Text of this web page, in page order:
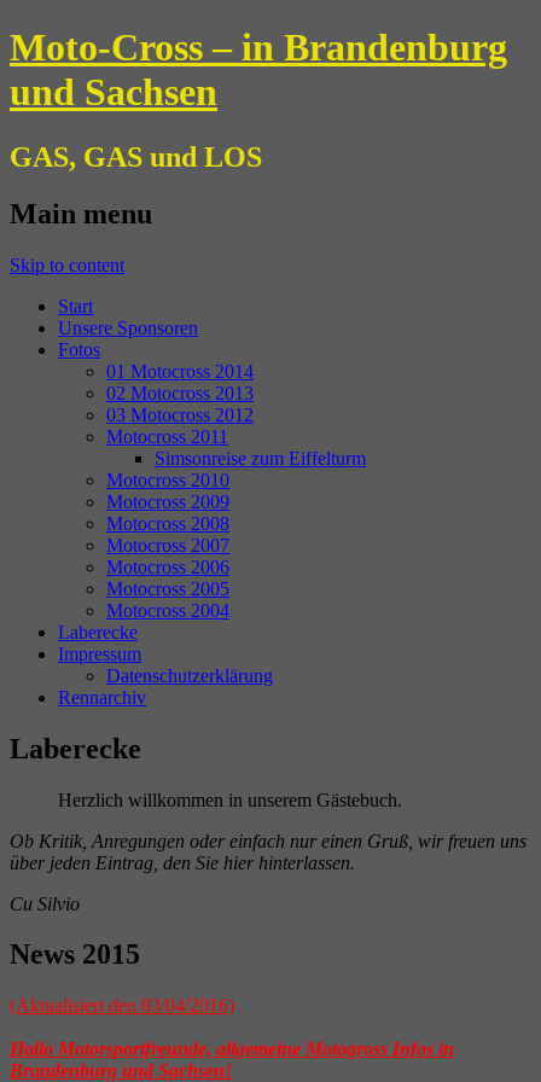
Moto-Cross – in Brandenburg
und Sachsen
GAS, GAS und LOS
Main menu
Skip to content
Start
Unsere Sponsoren
Fotos
01 Motocross 2014
02 Motocross 2013
03 Motocross 2012
Motocross 2011
Simsonreise zum Eiffelturm
Motocross 2010
Motocross 2009
Motocross 2008
Motocross 2007
Motocross 2006
Motocross 2005
Motocross 2004
Laberecke
Impressum
Datenschutzerklärung
Rennarchiv
Laberecke
Herzlich willkommen in unserem Gästebuch.
Ob Kritik, Anregungen oder einfach nur einen Gruß, wir freuen uns
über jeden Eintrag, den Sie hier hinterlassen.
Cu Silvio
News 2015
(Aktualisiert den 03/04/2016)
Hallo Motorsportfreunde, allgemeine Motogross Infos in
Brandenburg und Sachsen!